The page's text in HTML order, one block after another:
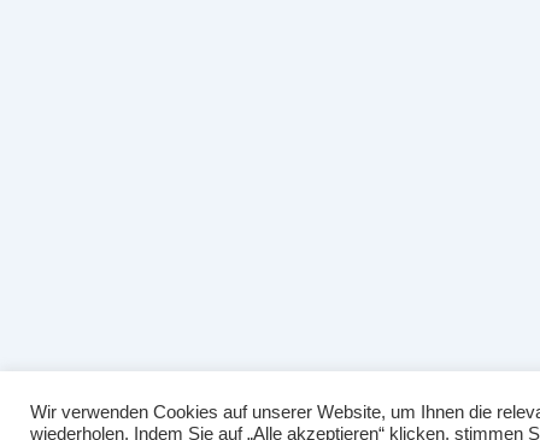
Wir verwenden Cookies auf unserer Website, um Ihnen die
wiederholen. Indem Sie auf „Alle akzeptieren“ klicken,